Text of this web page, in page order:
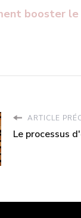
booster le
ARTICLE
Le processus